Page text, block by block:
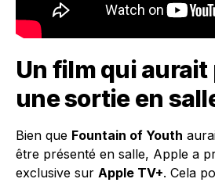
Un film qui aurait
une sortie en
Bien que Fountain of Youth
être présenté en salle, Apple a
exclusive sur Apple TV+. Cela